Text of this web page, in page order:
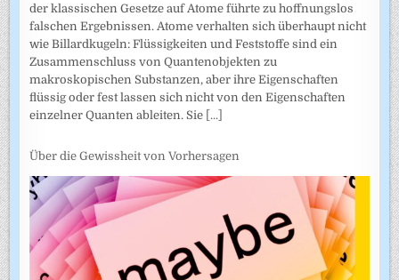
der klassischen Gesetze auf Atome führte zu hoffnungslos
falschen Ergebnissen. Atome verhalten sich überhaupt nicht
wie Billardkugeln: Flüssigkeiten und Feststoffe sind ein
Zusammenschluss von Quantenobjekten zu
makroskopischen Substanzen, aber ihre Eigenschaften
flüssig oder fest lassen sich nicht von den Eigenschaften
einzelner Quanten ableiten. Sie [...]
Über die Gewissheit von Vorhersagen